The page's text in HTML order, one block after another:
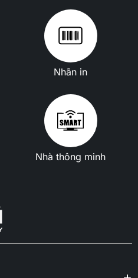
Nhãn in
Nhà thông minh